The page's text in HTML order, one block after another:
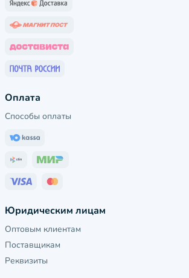
Оплата
Способы оплаты
Юридическим лицам
Оптовым клиентам
Поставщикам
Реквизиты